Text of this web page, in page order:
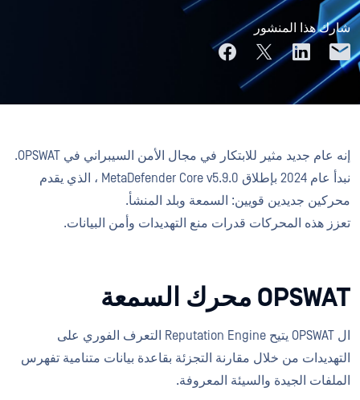
شارك هذا المنشور
إنه عام جديد مثير للابتكار في مجال الأمن السيبراني في OPSWAT.
نبدأ عام 2024 بإطلاق MetaDefender Core v5.9.0 ، الذي يقدم
محركين جديدين قويين: السمعة وبلد المنشأ.
تعزز هذه المحركات قدرات منع التهديدات وأمن البيانات.
OPSWAT محرك السمعة
ال OPSWAT يتيح Reputation Engine التعرف الفوري على
التهديدات من خلال مقارنة التجزئة بقاعدة بيانات متنامية تفهرس
الملفات الجيدة والسيئة المعروفة.